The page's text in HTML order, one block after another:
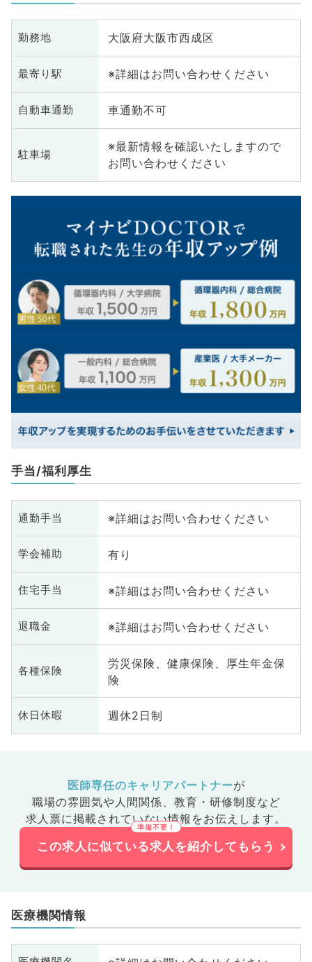
勤務地 大阪府大阪市西成区
最寄り駅 ※詳細はお問い合わせください
自動車通勤 車通勤不可
駐車場
※最新情報を確認いたしますので
お問い合わせください
手当/福利厚生
通勤手当 ※詳細はお問い合わせください
学会補助 有り
住宅手当 ※詳細はお問い合わせください
退職金 ※詳細はお問い合わせください
各種保険
労災保険、健康保険、厚生年金保
険
休日休暇 週休2日制
医師専任のキャリアパートナーが
職場の雰囲気や人間関係、 教育・研修制度など
求人票に掲載されていない情報をお伝えします。
この求人に似ている求人を紹介してもらう
医療機関情報